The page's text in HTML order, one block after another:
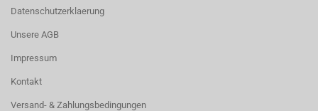
Datenschutzerklaerung
Unsere AGB
Impressum
Kontakt
Versand- & Zahlungsbedingungen